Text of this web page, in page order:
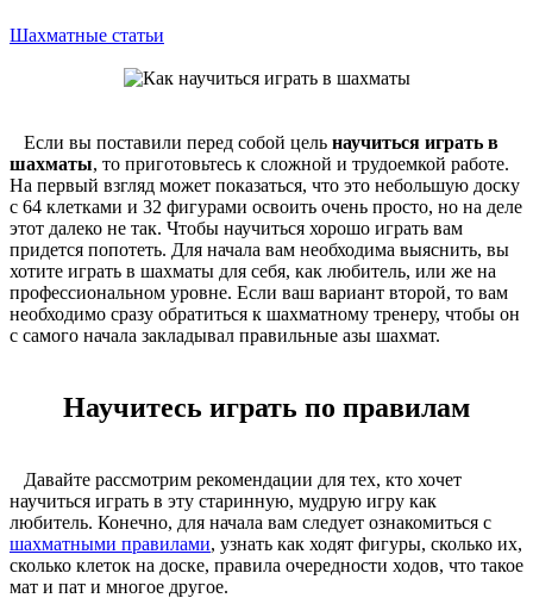
Шахматные статьи
Если вы поставили перед собой цель научиться играть в
шахматы, то приготовьтесь к сложной и трудоемкой работе.
На первый взгляд может показаться, что это небольшую доску
с 64 клетками и 32 фигурами освоить очень просто, но на деле
этот далеко не так. Чтобы научиться хорошо играть вам
придется попотеть. Для начала вам необходима выяснить, вы
хотите играть в шахматы для себя, как любитель, или же на
профессиональном уровне. Если ваш вариант второй, то вам
необходимо сразу обратиться к шахматному тренеру, чтобы он
с самого начала закладывал правильные азы шахмат.
Научитесь играть по правилам
Давайте рассмотрим рекомендации для тех, кто хочет
научиться играть в эту старинную, мудрую игру как
любитель. Конечно, для начала вам следует ознакомиться с
шахматными правилами, узнать как ходят фигуры, сколько их,
сколько клеток на доске, правила очередности ходов, что такое
мат и пат и многое другое.